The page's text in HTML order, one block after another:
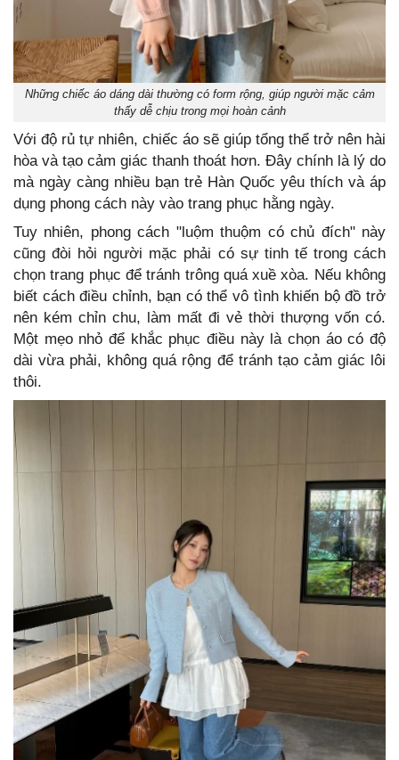
Những chiếc áo dáng dài thường có form rộng, giúp người mặc cảm
thấy dễ chịu trong mọi hoàn cảnh
Với độ rủ tự nhiên, chiếc áo sẽ giúp tổng thể trở nên hài
hòa và tạo cảm giác thanh thoát hơn. Đây chính là lý do
mà ngày càng nhiều bạn trẻ Hàn Quốc yêu thích và áp
dụng phong cách này vào trang phục hằng ngày.
Tuy nhiên, phong cách "luộm thuộm có chủ đích" này
cũng đòi hỏi người mặc phải có sự tinh tế trong cách
chọn trang phục để tránh trông quá xuề xòa. Nếu không
biết cách điều chỉnh, bạn có thể vô tình khiến bộ đồ trở
nên kém chỉn chu, làm mất đi vẻ thời thượng vốn có.
Một mẹo nhỏ để khắc phục điều này là chọn áo có độ
dài vừa phải, không quá rộng để tránh tạo cảm giác lôi
thôi.